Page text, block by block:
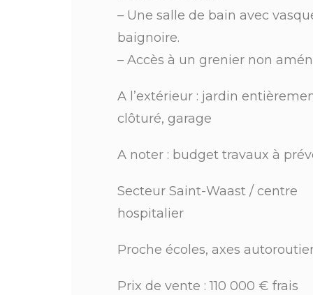
– Une salle de bain avec
baignoire.
– Accès à un grenier non
A l’extérieur : jardin
clôturé, garage
A noter : budget travaux à
Secteur Saint-Waast / centre
hospitalier
Proche écoles, axes
Prix de vente : 110 000 € frais